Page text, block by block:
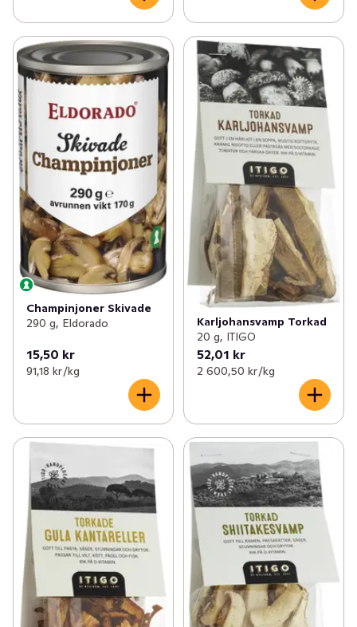
Champinjoner Skivade
290 g, Eldorado
15,50 kr
91,18 kr /kg
Karljohansvamp Torkad
20 g, ITIGO
52,01 kr
2 600,50 kr /kg